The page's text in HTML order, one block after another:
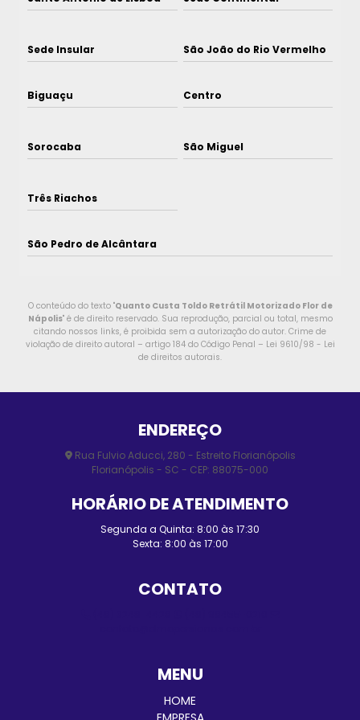
Sede Insular São João do Rio Vermelho
Biguaçu Centro
Sorocaba São Miguel
Três Riachos
São Pedro de Alcântara
O conteúdo do texto "Quanto Custa Toldo Retrátil Motorizado Flor de
Nápolis" é de direito reservado. Sua reprodução, parcial ou total, mesmo
citando nossos links, é proibida sem a autorização do autor. Crime de
violação de direito autoral – artigo 184 do Código Penal – Lei 9610/98 - Lei
de direitos autorais.
ENDEREÇO
Rua Fulvio Aducci, 280 - Estreito Florianópolis
Florianópolis - SC - CEP: 88075-000
HORÁRIO DE ATENDIMENTO
Segunda a Quinta: 8:00 às 17:30
Sexta: 8:00 às 17:00
CONTATO
MENU
HOME